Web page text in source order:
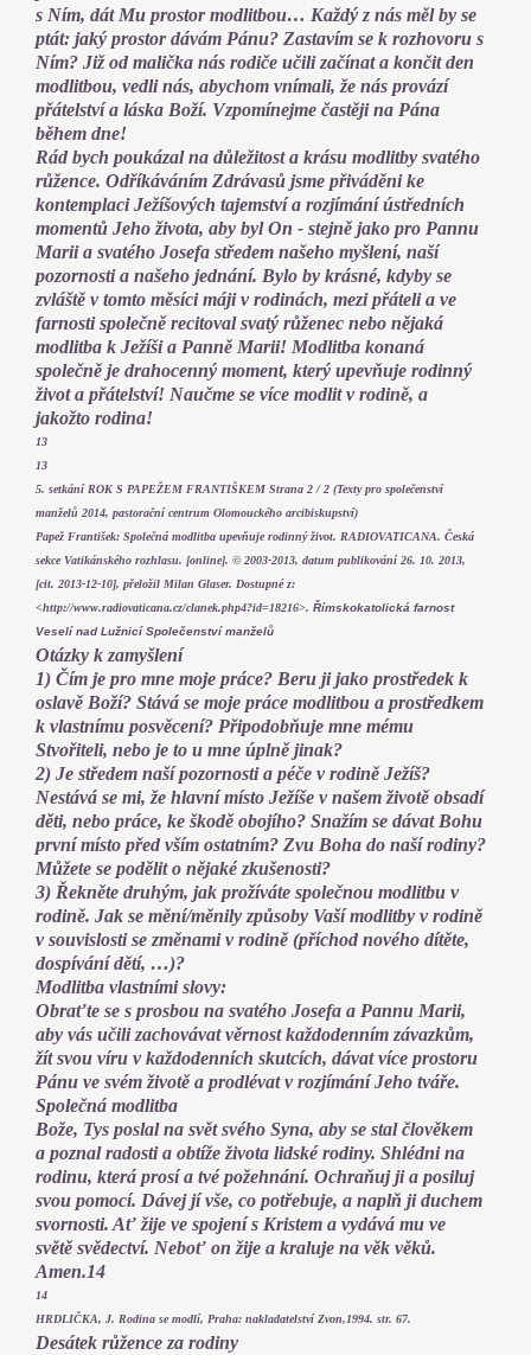
s Ním, dát Mu prostor modlitbou… Každý z nás měl by se
ptát: jaký prostor dávám Pánu? Zastavím se k rozhovoru s
Ním? Již od malička nás rodiče učili začínat a končit den
modlitbou, vedli nás, abychom vnímali, že nás provází
přátelství a láska Boží. Vzpomínejme častěji na Pána
během dne!
Rád bych poukázal na důležitost a krásu modlitby svatého
růžence. Odříkáváním Zdrávasů jsme přiváděni ke
kontemplaci Ježíšových tajemství a rozjímání ústředních
momentů Jeho života, aby byl On - stejně jako pro Pannu
Marii a svatého Josefa středem našeho myšlení, naší
pozornosti a našeho jednání. Bylo by krásné, kdyby se
zvláště v tomto měsíci máji v rodinách, mezi přáteli a ve
farnosti společně recitoval svatý růženec nebo nějaká
modlitba k Ježíši a Panně Marii! Modlitba konaná
společně je drahocenný moment, který upevňuje rodinný
život a přátelství! Naučme se více modlit v rodině, a
jakožto rodina!
13
13
5. setkání ROK S PAPEŽEM FRANTIŠKEM Strana 2 / 2 (Texty pro společenství
manželů 2014, pastorační centrum Olomouckého arcibiskupství)
Papež František: Společná modlitba upevňuje rodinný život. RADIOVATICANA. Česká
sekce Vatikánského rozhlasu. [online]. © 2003-2013, datum publikování 26. 10. 2013,
[cit. 2013-12-10], přeložil Milan Glaser. Dostupné z:
<http://www.radiovaticana.cz/clanek.php4?id=18216>. Římskokatolická farnost
Veselí nad Lužnicí Společenství manželů
Otázky k zamyšlení
1) Čím je pro mne moje práce? Beru ji jako prostředek k
oslavě Boží? Stává se moje práce modlitbou a prostředkem
k vlastnímu posvěcení? Připodobňuje mne mému
Stvořiteli, nebo je to u mne úplně jinak?
2) Je středem naší pozornosti a péče v rodině Ježíš?
Nestává se mi, že hlavní místo Ježíše v našem životě obsadí
děti, nebo práce, ke škodě obojího? Snažím se dávat Bohu
první místo před vším ostatním? Zvu Boha do naší rodiny?
Můžete se podělit o nějaké zkušenosti?
3) Řekněte druhým, jak prožíváte společnou modlitbu v
rodině. Jak se mění/měnily způsoby Vaší modlitby v rodině
v souvislosti se změnami v rodině (příchod nového dítěte,
dospívání dětí, …)?
Modlitba vlastními slovy:
Obraťte se s prosbou na svatého Josefa a Pannu Marii,
aby vás učili zachovávat věrnost každodenním závazkům,
žít svou víru v každodenních skutcích, dávat více prostoru
Pánu ve svém životě a prodlévat v rozjímání Jeho tváře.
Společná modlitba
Bože, Tys poslal na svět svého Syna, aby se stal člověkem
a poznal radosti a obtíže života lidské rodiny. Shlédni na
rodinu, která prosí a tvé požehnání. Ochraňuj ji a posiluj
svou pomocí. Dávej jí vše, co potřebuje, a naplň ji duchem
svornosti. Ať žije ve spojení s Kristem a vydává mu ve
světě svědectví. Neboť on žije a kraluje na věk věků.
Amen.14
14
HRDLIČKA, J. Rodina se modlí, Praha: nakladatelství Zvon,1994. str. 67.
Desátek růžence za rodiny